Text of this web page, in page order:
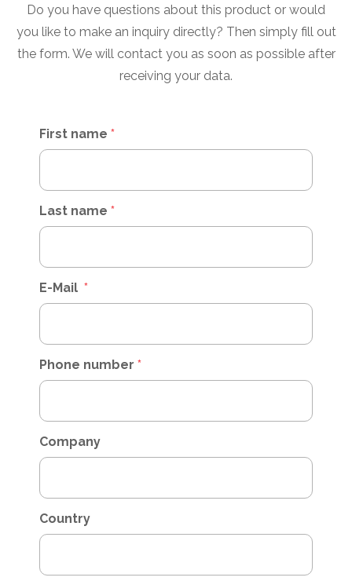
Do you have questions about this product or would
you like to make an inquiry directly? Then simply fill out
the form. We will contact you as soon as possible after
receiving your data.
First name *
Last name *
E-Mail *
Phone number *
Company
Country